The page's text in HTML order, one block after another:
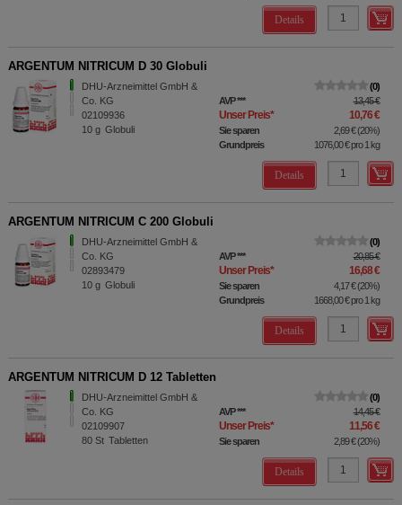
Details
ARGENTUM NITRICUM D 30 Globuli
DHU-Arzneimittel GmbH &
Co. KG
02109936
10 g Globuli
0
AVP*** 13,45 €
Unser Preis* 10,76 €
Sie sparen 2,69 €(20%)
Grundpreis
1076,00 €pro 1 kg
Details
ARGENTUM NITRICUM C 200 Globuli
DHU-Arzneimittel GmbH &
Co. KG
02893479
10 g Globuli
0
AVP*** 20,85 €
Unser Preis* 16,68 €
Sie sparen 4,17 €(20%)
Grundpreis
1668,00 €pro 1 kg
Details
ARGENTUM NITRICUM D 12 Tabletten
DHU-Arzneimittel GmbH &
Co. KG
02109907
80 St Tabletten
0
AVP*** 14,45 €
Unser Preis* 11,56 €
Sie sparen 2,89 €(20%)
Details